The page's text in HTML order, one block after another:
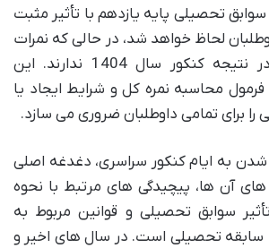
و سوابق تحصیلی پایه یازدهم با تأثیر مثبت
لحاظ خواهد شد، در حالی که نمرات
پایه دهم تأثیری در نتیجه کنکور سال 1404 ندارند. این
محاسبه نمره کل و شرایط ایجاد یا
را برای تمامی داوطلبان ضروری می سازد.
به ایام کنکور سراسری، دغدغه اصلی
های آن ها، پیچیدگی های مرتبط با نحوه
سوابق تحصیلی و قوانین مربوط به
سابقه تحصیلی است. در سال های اخیر و